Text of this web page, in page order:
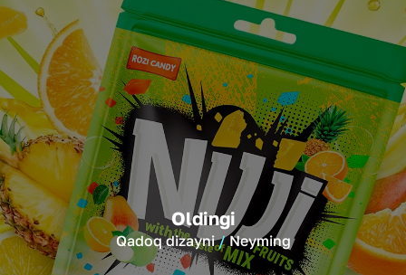
Oldingi
Qadoq dizayni Neyming